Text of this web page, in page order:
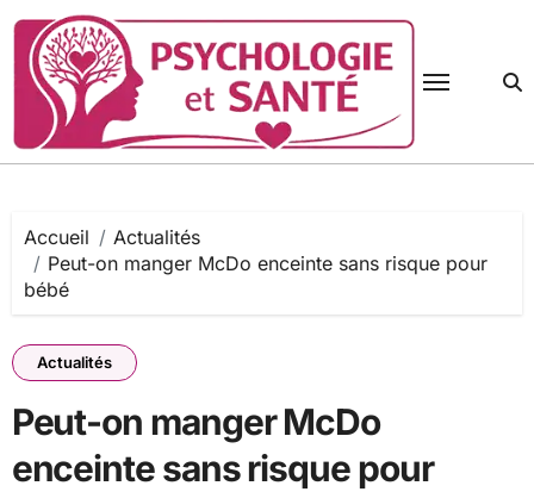
contenu
Accueil
Actualités
Peut-on manger McDo enceinte sans risque pour
bébé
Actualités
Peut-on manger McDo
enceinte sans risque pour